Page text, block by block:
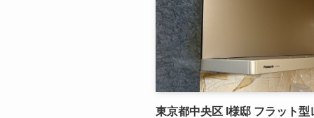
東京都中央区 I様邸 フラット型